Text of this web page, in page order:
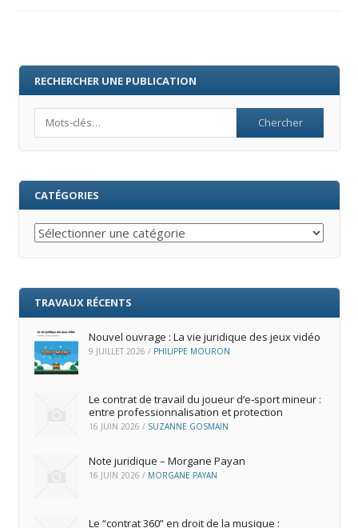
RECHERCHER UNE PUBLICATION
CATÉGORIES
Catégories
TRAVAUX RÉCENTS
Nouvel ouvrage : La vie juridique des jeux vidéo
9 JUILLET 2026 / PHILIPPE MOURON
Le contrat de travail du joueur d’e‑sport mineur :
entre professionnalisation et protection
16 JUIN 2026 / SUZANNE GOSMAIN
Note juridique – Morgane Payan
16 JUIN 2026 / MORGANE PAYAN
Le “contrat 360” en droit de la musique :